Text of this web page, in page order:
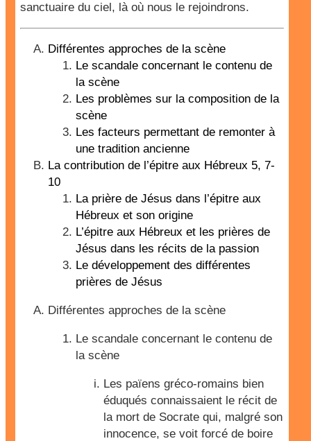
sanctuaire du ciel, là où nous le rejoindrons.
Différentes approches de la scène
Le scandale concernant le contenu de
la scène
Les problèmes sur la composition de la
scène
Les facteurs permettant de remonter à
une tradition ancienne
La contribution de l’épitre aux Hébreux 5, 7-
10
La prière de Jésus dans l’épitre aux
Hébreux et son origine
L’épitre aux Hébreux et les prières de
Jésus dans les récits de la passion
Le développement des différentes
prières de Jésus
Différentes approches de la scène
Le scandale concernant le contenu de
la scène
Les païens gréco-romains bien
éduqués connaissaient le récit de
la mort de Socrate qui, malgré son
innocence, se voit forcé de boire